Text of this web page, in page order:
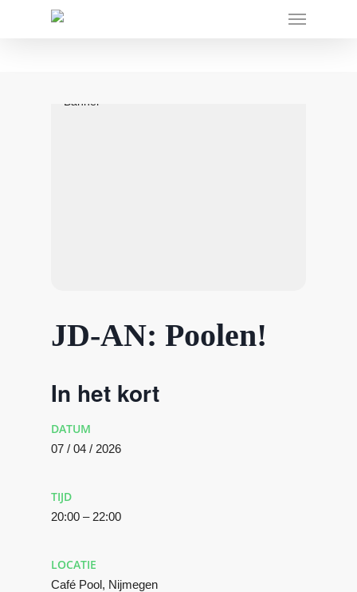
JD-AN: Poolen!
In het kort
DATUM
07 / 04 / 2026
TIJD
20:00 – 22:00
LOCATIE
Café Pool, Nijmegen